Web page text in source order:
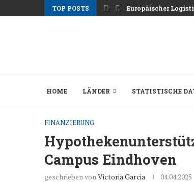
TOP POSTS Europäischer
HOME LÄNDER STATISTISCHE
FINANZIERUNG
Campus Eindhoven
geschrieben vonVictoria Garcia 04.04.2025